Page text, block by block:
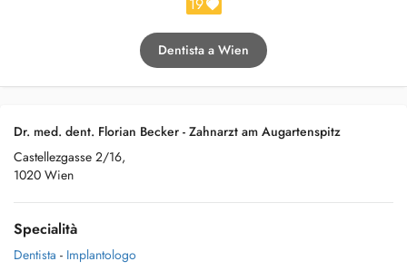
Dentista a Wien
Dr. med. dent. Florian Becker - Zahnarzt am Augartenspitz
Castellezgasse 2/16,
1020 Wien
Specialità
Dentista - Implantologo